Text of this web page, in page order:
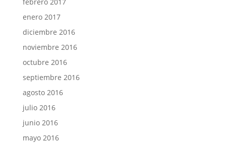
enero 2017
diciembre 2016
noviembre 2016
octubre 2016
septiembre 2016
agosto 2016
julio 2016
junio 2016
mayo 2016